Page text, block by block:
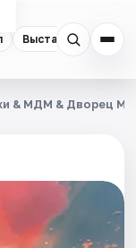
Выставки
& МДМ & Дворец